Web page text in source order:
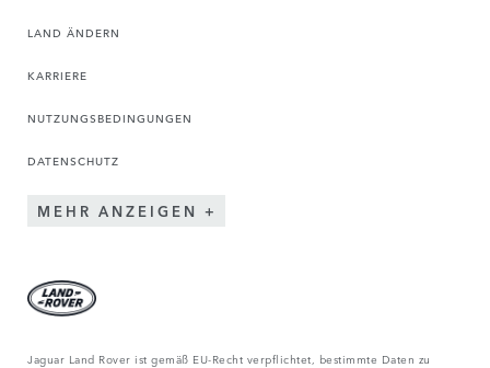
LAND ÄNDERN
KARRIERE
NUTZUNGSBEDINGUNGEN
DATENSCHUTZ
MEHR ANZEIGEN
Jaguar Land Rover ist gemäß EU-Recht verpflichtet, bestimmte Daten zu